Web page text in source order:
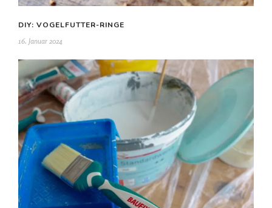
DIY: VOGELFUTTER-RINGE
16. Januar 2024